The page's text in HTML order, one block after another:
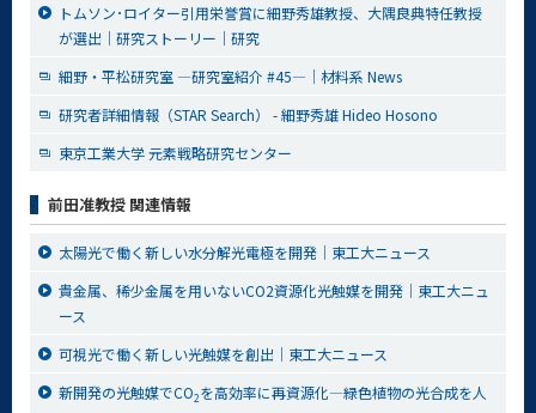
トムソン･ロイター引用栄誉賞に細野秀雄教授、大隅良典特任教授
が選出│研究ストーリー｜研究
細野・平松研究室 ―研究室紹介 #45―│材料系 News
研究者詳細情報（STAR Search） - 細野秀雄 Hideo Hosono
東京工業大学 元素戦略研究センター
前田准教授 関連情報
太陽光で働く新しい水分解光電極を開発│東工大ニュース
貴金属、稀少金属を用いないCO2資源化光触媒を開発│東工大ニュ
ース
可視光で働く新しい光触媒を創出│東工大ニュース
新開発の光触媒でCO2を高効率に再資源化―緑色植物の光合成を人